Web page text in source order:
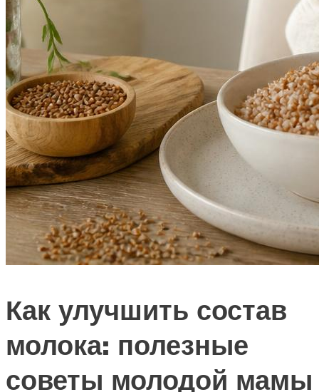
Как улучшить состав
молока: полезные
советы молодой мамы